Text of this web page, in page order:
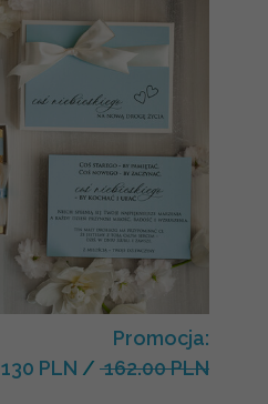
Promocja:
130 PLN / 162.00 PLN